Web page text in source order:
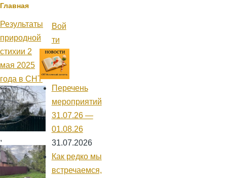
Строка
навигации
Главная
Результаты
природной
стихии 2
мая 2025
года в СНТ
,
Меню
учётной
записи
пользователя
Вой
ти
Перечень
мероприятий
31.07.26 —
01.08.26
31.07.2026
Как редко мы
встречаемся,